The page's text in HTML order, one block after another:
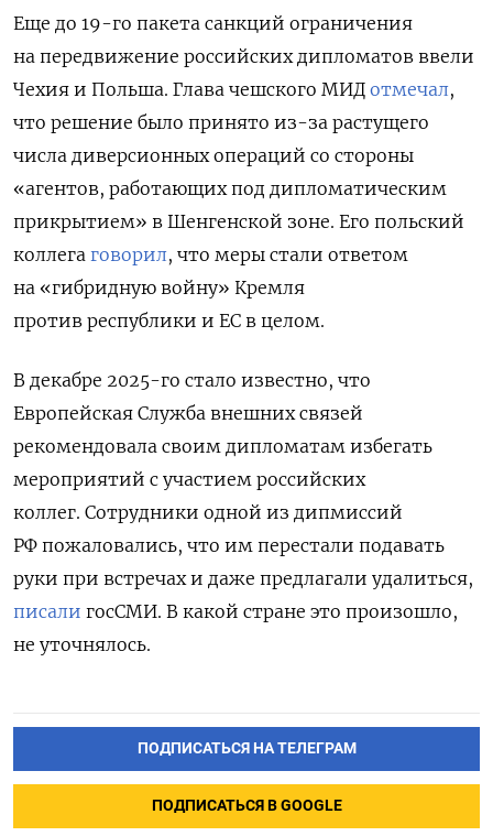
Еще до 19-го пакета санкций ограничения
на передвижение российских дипломатов ввели
Чехия и Польша. Глава чешского МИД отмечал,
что решение было принято из-за растущего
числа диверсионных операций со стороны
«агентов, работающих под дипломатическим
прикрытием» в Шенгенской зоне. Его польский
коллега говорил, что меры стали ответом
на «гибридную войну» Кремля
против республики и ЕС в целом.
В декабре 2025-го стало известно, что
Европейская Служба внешних связей
рекомендовала своим дипломатам избегать
мероприятий с участием российских
коллег. Сотрудники одной из дипмиссий
РФ пожаловались, что им перестали подавать
руки при встречах и даже предлагали удалиться,
писали госСМИ. В какой стране это произошло,
не уточнялось.
ПОДПИСАТЬСЯ НА ТЕЛЕГРАМ
ПОДПИСАТЬСЯ В GOOGLE